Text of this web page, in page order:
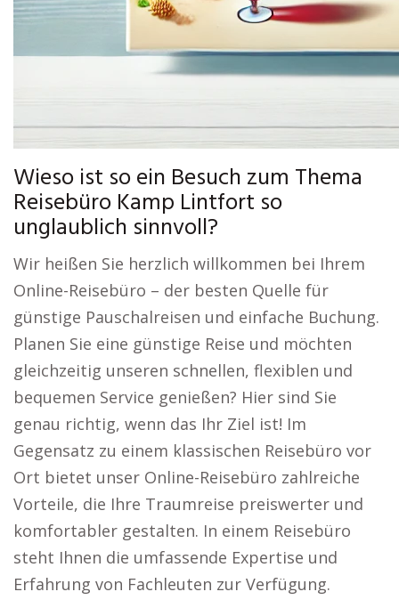
Wieso ist so ein Besuch zum Thema
Reisebüro Kamp Lintfort so
unglaublich sinnvoll?
Wir heißen Sie herzlich willkommen bei Ihrem
Online-Reisebüro – der besten Quelle für
günstige Pauschalreisen und einfache Buchung.
Planen Sie eine günstige Reise und möchten
gleichzeitig unseren schnellen, flexiblen und
bequemen Service genießen? Hier sind Sie
genau richtig, wenn das Ihr Ziel ist! Im
Gegensatz zu einem klassischen Reisebüro vor
Ort bietet unser Online-Reisebüro zahlreiche
Vorteile, die Ihre Traumreise preiswerter und
komfortabler gestalten. In einem Reisebüro
steht Ihnen die umfassende Expertise und
Erfahrung von Fachleuten zur Verfügung.